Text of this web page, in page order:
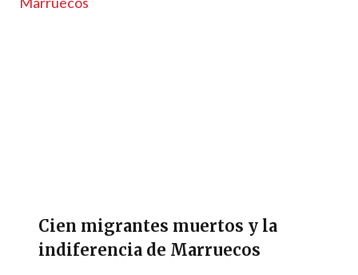
Cien migrantes muertos y la
indiferencia de Marruecos